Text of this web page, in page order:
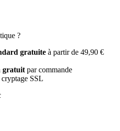
?
gratuite à partir de 49,90 €
gratuit par commande
cryptage SSL